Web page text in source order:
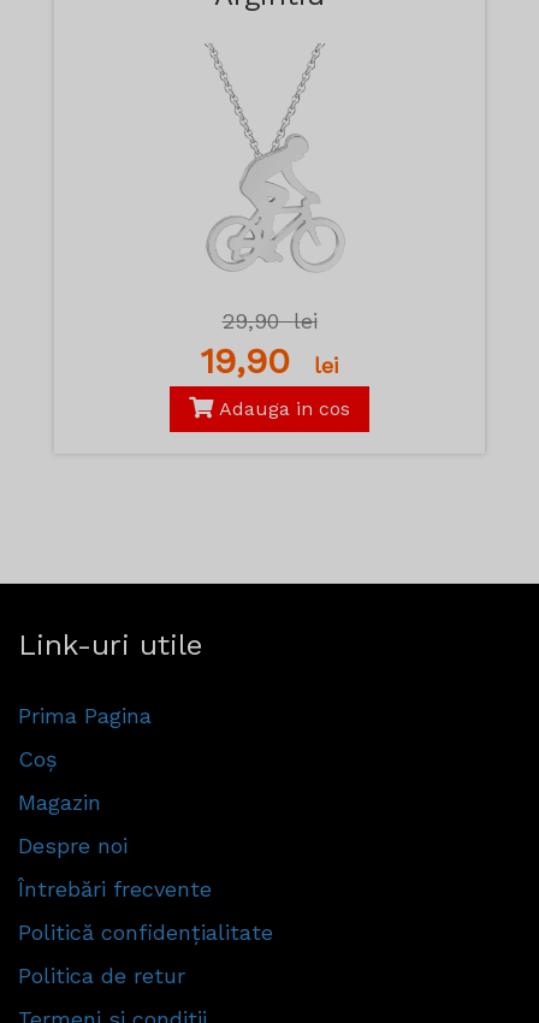
29,90lei
19,90 lei
Adauga in cos
Link-uri utile
Prima Pagina
Coș
Magazin
Despre noi
Întrebări frecvente
Politică confidențialitate
Politica de retur